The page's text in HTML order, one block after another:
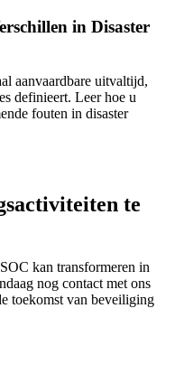
in Disaster
aanvaardbare uitvaltijd,
definieert. Leer hoe u
fouten in disaster
te
kan transformeren in
nog contact met ons
toekomst van beveiliging